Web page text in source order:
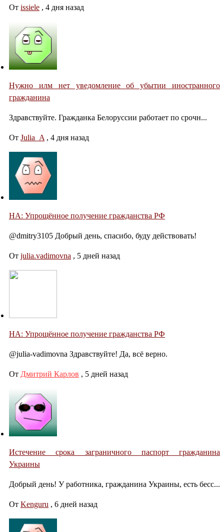
От issiele , 4 дня назад
Нужно илм нет уведомление об убытии иностранного
гражданина
Здравствуйте. Гражданка Белоруссии работает по срочн...
От Julia_A , 4 дня назад
НА: Упрощённое получение гражданства РФ
@dmitry3105 Добрый день, спасибо, буду действовать!
От julia.vadimovna , 5 дней назад
НА: Упрощённое получение гражданства РФ
@julia-vadimovna Здравствуйте! Да, всё верно.
От Дмитрий Карлов , 5 дней назад
Истечение срока заграничного паспорт гражданина
Украины
Добрый день! У работника, гражданина Украины, есть бесс...
От Kenguru , 6 дней назад